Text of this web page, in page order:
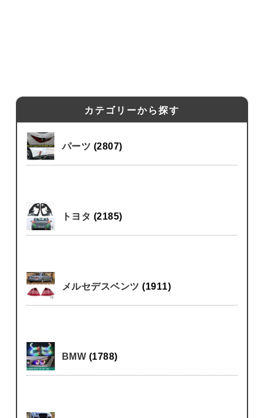
カテゴリーから探す
パーツ (2807)
トヨタ (2185)
メルセデスベンツ(1911)
BMW (1788)